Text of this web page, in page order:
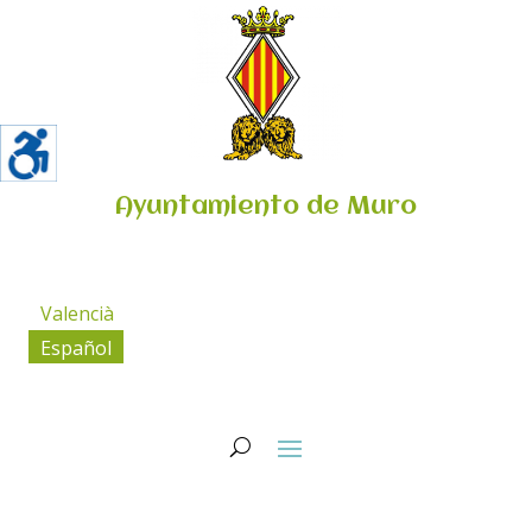
Ayuntamiento de Muro
Valencià
Español